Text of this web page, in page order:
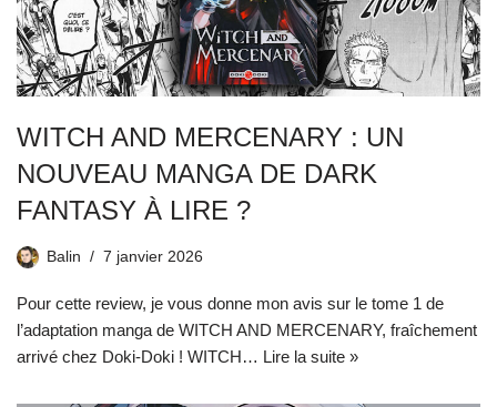
WITCH AND MERCENARY : UN
NOUVEAU MANGA DE DARK
FANTASY À LIRE ?
Balin 7 janvier 2026
Pour cette review, je vous donne mon avis sur le tome 1 de
l’adaptation manga de WITCH AND MERCENARY, fraîchement
arrivé chez Doki-Doki ! WITCH… Lire la suite »